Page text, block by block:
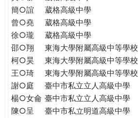
簡○誼
葳格高級中學
曾○堯
葳格高級中學
徐○瓏
葳格高級中學
邵○翔
東海大學附屬高級中等學校
柯○昊
東海大學附屬高級中等學校
王○琦
東海大學附屬高級中等學校
謝○庭
臺中市私立立人高級中學
楊○女侖 臺中市私立立人高級中學
陳○呈
臺中市私立明道高級中學